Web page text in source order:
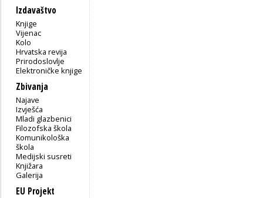
Izdavaštvo
Knjige
Vijenac
Kolo
Hrvatska revija
Prirodoslovlje
Elektroničke knjige
Zbivanja
Najave
Izvješća
Mladi glazbenici
Filozofska škola
Komunikološka
škola
Medijski susreti
Knjižara
Galerija
EU Projekt